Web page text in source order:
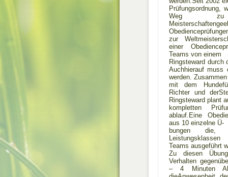
Prüfungsordnung,
Weg zu
zur
einer
Teams von einem
Ringsteward durch
Auchhierauf muss
werden. Zusammen
mit dem
Richter und
Ringsteward plant
kompletten
ablauf.Eine
aus 10 einzelne Ü-
bungen die,
Teams ausgeführt
Zu diesen
Verhalten
– 4 Minuten